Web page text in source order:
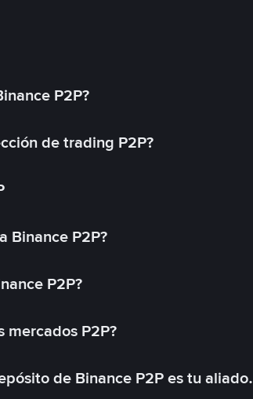
P2P?
de trading P2P?
Binance P2P?
P2P?
mercados P2P?
de Binance P2P es tu aliado.